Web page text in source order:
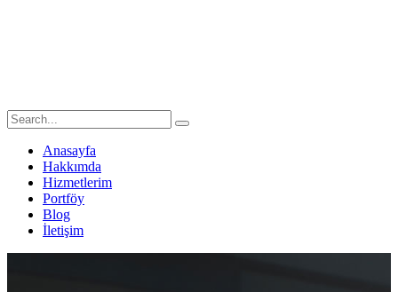
Anasayfa
Hakkımda
Hizmetlerim
Portföy
Blog
İletişim